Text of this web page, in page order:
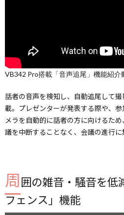
VB342 Pro搭載「音声追尾」機能紹介
話者の音声を検知し、自動追尾して
載。プレゼンターが発表する際や、
メラを自動的に話者の方に向けるた
議を中断することなく、会議の進行に
周囲の雑音・騒音を低
フェンス」機能